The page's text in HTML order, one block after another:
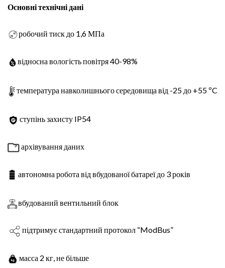
Основні технічні дані
робочий тиск до 1,6 МПа
відносна вологість повітря 40-98%
температура навколишнього середовища від -25 до +55 ºC
ступінь захисту IP54
архівування даних
автономна робота від вбудованої батареї до 3 років
вбудований вентильний блок
підтримує стандартний протокол “ModBus”
масса 2 кг, не більше